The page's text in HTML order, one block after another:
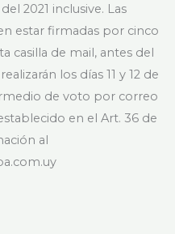
2021 inclusive. Las
estar firmadas por cinco
casilla de mail, antes del
los días 11 y 12 de
de voto por correo
en el Art. 36 de
al